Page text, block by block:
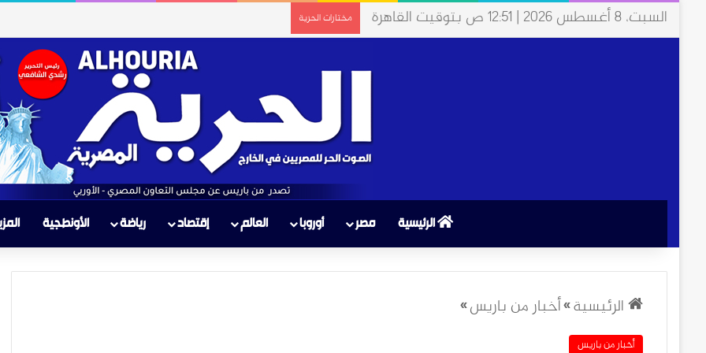
السبت، 8 أغسطس 2026 | 12:51 ص بتوقيت القاهرة مختارات الحرية
الرئيسية مصر أوروبا العالم إقتصاد رياضة الأونطجية
الرئيسية»أخبار من باريس»
أخبار من باريس